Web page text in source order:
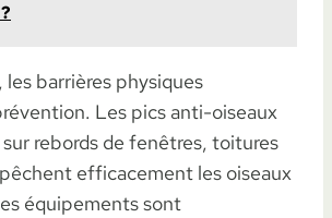
barrières physiques
Les pics anti-oiseaux
rebords de fenêtres, toitures
efficacement les oiseaux
équipements sont